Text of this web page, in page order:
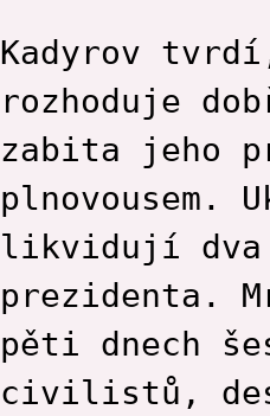
Kadyrov
rozhoduje
zabita jeho
plnovousem.
likvidují dva
prezidenta.
pěti dnech
civilistů,